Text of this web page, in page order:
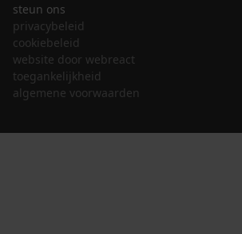
steun ons
privacybeleid
cookiebeleid
website door webreact
toegankelijkheid
algemene voorwaarden